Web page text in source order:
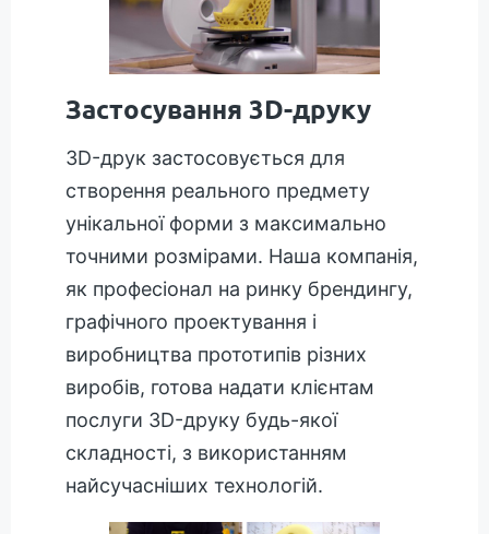
Застосування 3D-друку
3D-друк застосовується для
створення реального предмету
унікальної форми з максимально
точними розмірами. Наша компанія,
як професіонал на ринку брендингу,
графічного проектування і
виробництва прототипів різних
виробів, готова надати клієнтам
послуги 3D-друку будь-якої
складності, з використанням
найсучасніших технологій.